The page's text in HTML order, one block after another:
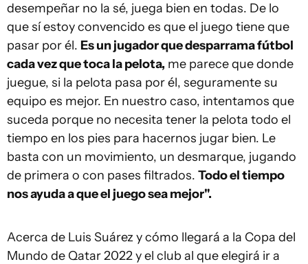
desempeñar no la sé, juega bien en todas. De lo
que sí estoy convencido es que el juego tiene que
pasar por él. Es un jugador que desparrama fútbol
cada vez que toca la pelota, me parece que donde
juegue, si la pelota pasa por él, seguramente su
equipo es mejor. En nuestro caso, intentamos que
suceda porque no necesita tener la pelota todo el
tiempo en los pies para hacernos jugar bien. Le
basta con un movimiento, un desmarque, jugando
de primera o con pases filtrados. Todo el tiempo
nos ayuda a que el juego sea mejor".
Acerca de Luis Suárez y cómo llegará a la Copa del
Mundo de Qatar 2022 y el club al que elegirá ir a